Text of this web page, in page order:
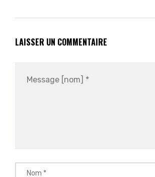
LAISSER UN COMMENTAIRE